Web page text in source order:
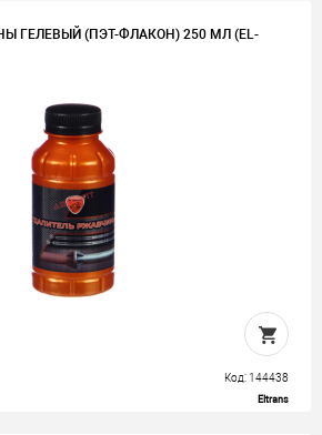
ГЕЛЕВЫЙ (ПЭТ-ФЛАКОН) 250 МЛ (EL-
Код: 144438
Eltrans